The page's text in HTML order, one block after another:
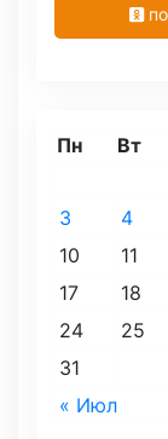
Пн Вт
« Июл
3
4
10
11
17
18
24
25
31